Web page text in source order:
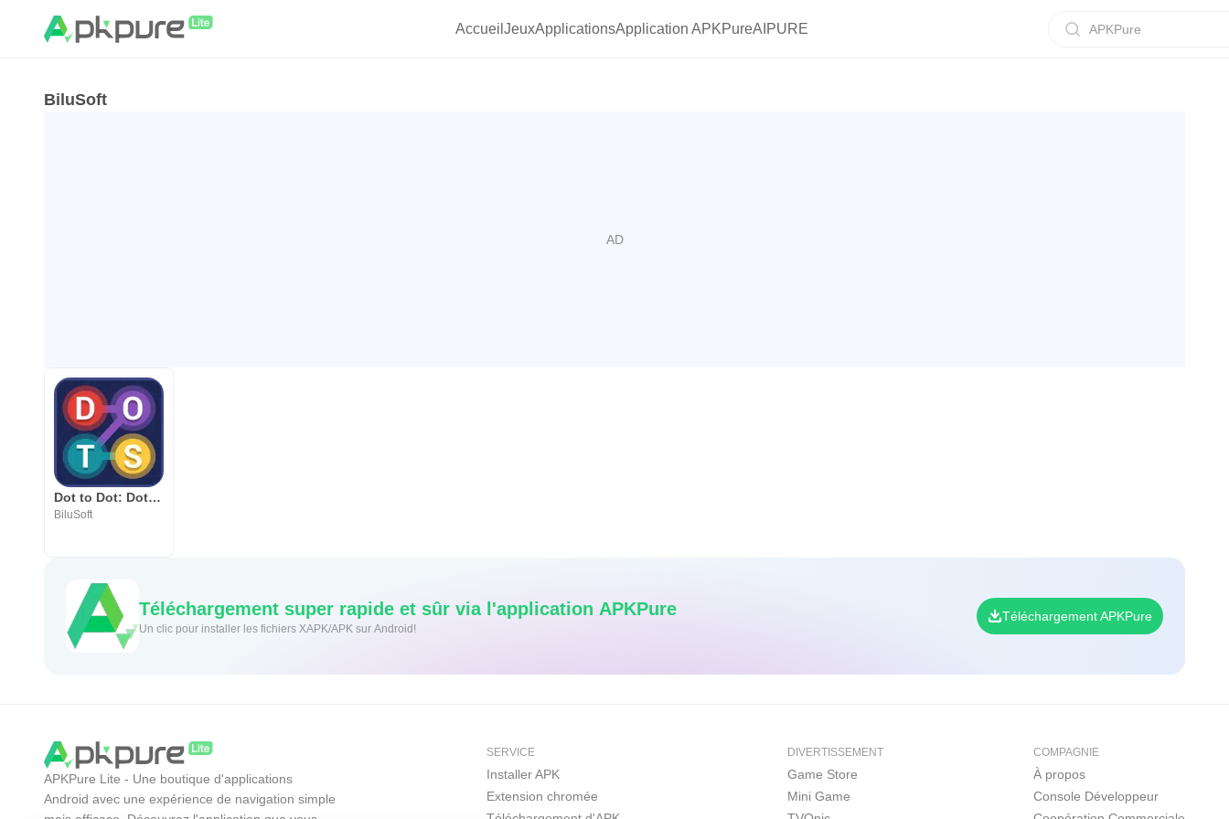
Accueil JeuxApplicationsApplication APKPureAIPURE APKPure
BiluSoft
Dot to Dot: Dots Connect – Dots Link – Dots Match
BiluSoft
Téléchargement super rapide et sûr via l'application APKPure
Un clic pour installer les fichiers XAPK/APK sur Android!
Téléchargement APKPure
APKPure Lite - Une boutique d'applications
Android avec une expérience de navigation simple
SERVICE
Installer APK
Extension chromée
DIVERTISSEMENT
Game Store
Mini Game
COMPAGNIE
À propos
Console Développeur